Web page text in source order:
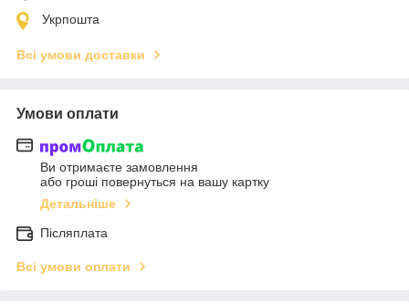
Укрпошта
Всі умови доставки
Умови оплати
Ви отримаєте замовлення
або гроші повернуться на вашу картку
Детальніше
Післяплата
Всі умови оплати